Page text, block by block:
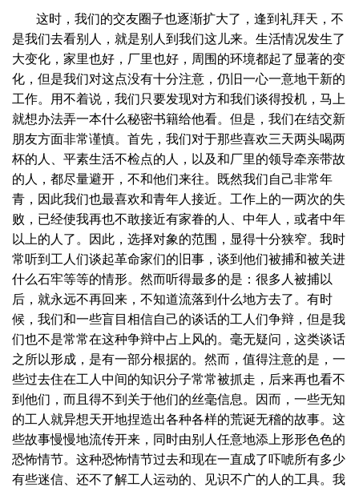
这时，我们的交友圈子也逐渐扩大了，逢到礼拜天，不
是我们去看别人，就是别人到我们这儿来。生活情况发生了
大变化，家里也好，厂里也好，周围的环境都起了显著的变
化，但是我们对这点没有十分注意，仍旧一心一意地干新的
工作。用不着说，我们只要发现对方和我们谈得投机，马上
就想办法弄一本什么秘密书籍给他看。但是，我们在结交新
朋友方面非常谨慎。首先，我们对于那些喜欢三天两头喝两
杯的人、平素生活不检点的人，以及和厂里的领导牵亲带故
的人，都尽量避开，不和他们来往。既然我们自己非常年
青，因此我们也最喜欢和青年人接近。工作上的一两次的失
败，已经使我再也不敢接近有家眷的人、中年人，或者中年
以上的人了。因此，选择对象的范围，显得十分狭窄。我时
常听到工人们谈起革命家们的旧事，谈到他们被捕和被关进
什么石牢等等的情形。然而听得最多的是：很多人被捕以
后，就永远不再回来，不知道流落到什么地方去了。有时
候，我们和一些盲目相信自己的谈话的工人们争辩，但是我
们也不是常常在这种争辩中占上风的。毫无疑问，这类谈话
之所以形成，是有一部分根据的。然而，值得注意的是，一
些过去住在工人中间的知识分子常常被抓走，后来再也看不
到他们，而且得不到关于他们的丝毫信息。因而，一些无知
的工人就异想天开地捏造出各种各样的荒诞无稽的故事。这
些故事慢慢地流传开来，同时由别人任意地添上形形色色的
恐怖情节。这种恐怖情节过去和现在一直成了吓唬所有多少
有些迷信、还不了解工人运动的、见识不广的人的工具。我